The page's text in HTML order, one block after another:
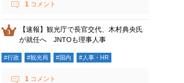
1 コメント
【速報】観光庁で長官交代、木村典央氏
が就任へ JNTOも理事人事
#行政 #観光局 #国内 #人事・HR
1 コメント